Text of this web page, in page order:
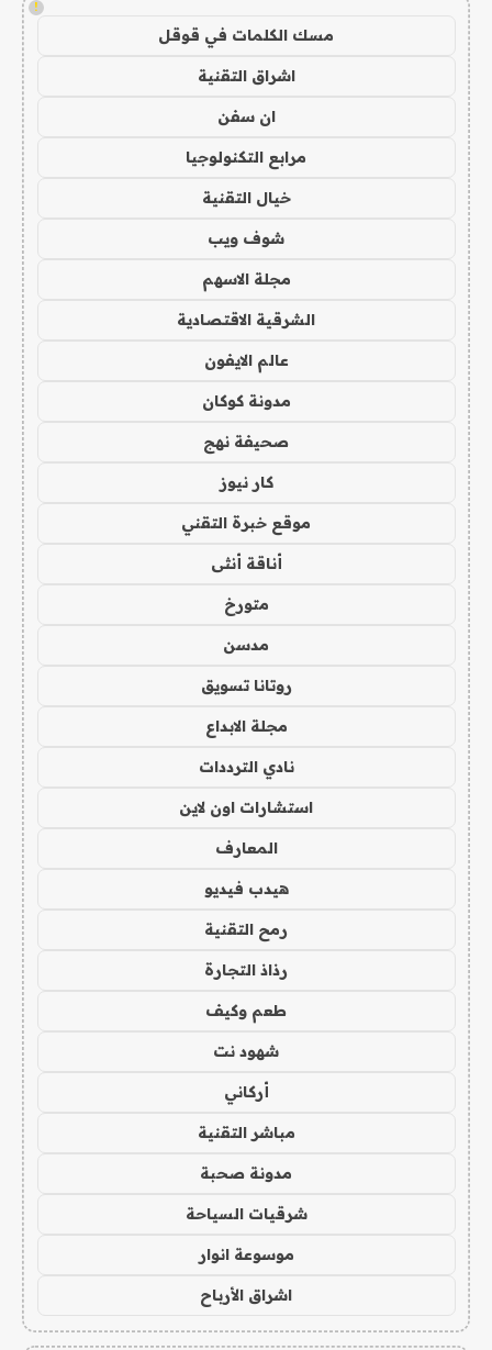
!
مسك الكلمات في قوقل
اشراق التقنية
ان سفن
مرابع التكنولوجيا
خيال التقنية
شوف ويب
مجلة الاسهم
الشرقية الاقتصادية
عالم الايفون
مدونة كوكان
صحيفة نهج
كار نيوز
موقع خبرة التقني
أناقة أنثى
متورخ
مدسن
روتانا تسويق
مجلة الابداع
نادي الترددات
استشارات اون لاين
المعارف
هيدب فيديو
رمح التقنية
رذاذ التجارة
طعم وكيف
شهود نت
أركاني
مباشر التقنية
مدونة صحبة
شرقيات السياحة
موسوعة انوار
اشراق الأرباح